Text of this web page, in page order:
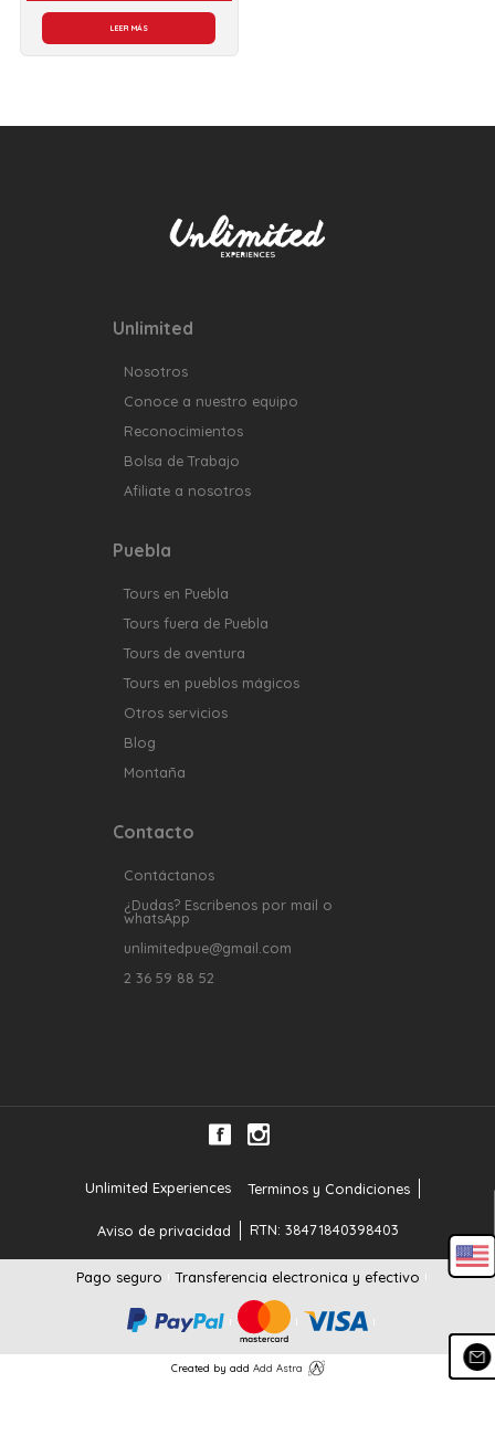
LEER MÁS
Unlimited
Nosotros
Conoce a nuestro equipo
Reconocimientos
Bolsa de Trabajo
Afiliate a nosotros
Puebla
Tours en Puebla
Tours fuera de Puebla
Tours de aventura
Tours en pueblos mágicos
Otros servicios
Blog
Montaña
Contacto
Contáctanos
¿Dudas? Escribenos por mail o
whatsApp
unlimitedpue@gmail.com
2 36 59 88 52
Unlimited Experiences Terminos y Condiciones
Aviso de privacidad RTN: 38471840398403
Pago seguro Transferencia electronica y efectivo
Created by add Add Astra